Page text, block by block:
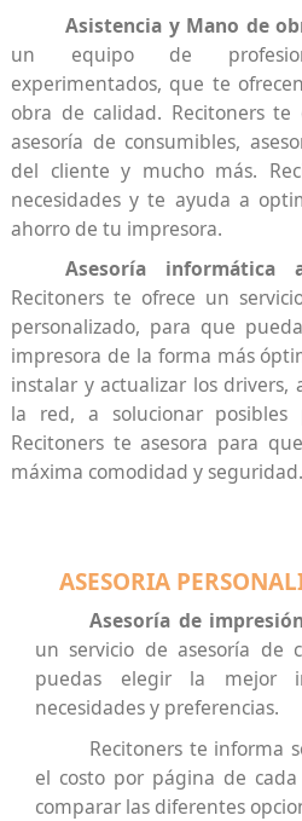
Asistencia y Mano de
un equipo de
experimentados, que te
obra de calidad. Recitoners te
asesoría de consumibles,
del cliente y mucho más.
necesidades y te ayuda a
ahorro de tu impresora.
Asesoría
Recitoners te ofrece un
personalizado, para que
impresora de la forma más
instalar y actualizar los drivers,
la red, a solucionar posibles
Recitoners te asesora para
máxima comodidad y seguridad.
ASESORIA
Asesoría de
un servicio de asesoría de
puedas elegir la mejor
necesidades y preferencias.
Recitoners te informa
el costo por página de
comparar las diferentes